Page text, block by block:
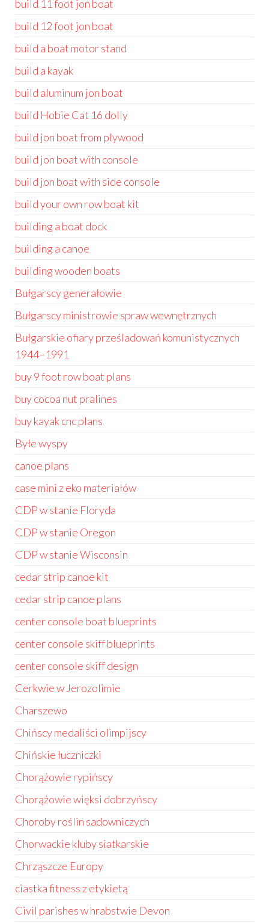
build 11 foot jon boat
build 12 foot jon boat
build a boat motor stand
build a kayak
build aluminum jon boat
build Hobie Cat 16 dolly
build jon boat from plywood
build jon boat with console
build jon boat with side console
build your own row boat kit
building a boat dock
building a canoe
building wooden boats
Bułgarscy generałowie
Bułgarscy ministrowie spraw wewnętrznych
Bułgarskie ofiary prześladowań komunistycznych
1944–1991
buy 9 foot row boat plans
buy cocoa nut pralines
buy kayak cnc plans
Byłe wyspy
canoe plans
case mini z eko materiałów
CDP w stanie Floryda
CDP w stanie Oregon
CDP w stanie Wisconsin
cedar strip canoe kit
cedar strip canoe plans
center console boat blueprints
center console skiff blueprints
center console skiff design
Cerkwie w Jerozolimie
Charszewo
Chińscy medaliści olimpijscy
Chińskie łuczniczki
Chorążowie rypińscy
Chorążowie więksi dobrzyńscy
Choroby roślin sadowniczych
Chorwackie kluby siatkarskie
Chrząszcze Europy
ciastka fitness z etykietą
Civil parishes w hrabstwie Devon